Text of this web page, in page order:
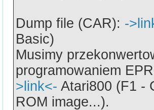
Dump file (CAR): -
Basic)
Musimy
programowaniem
>link<- Atari800 (F1 -
ROM image...).